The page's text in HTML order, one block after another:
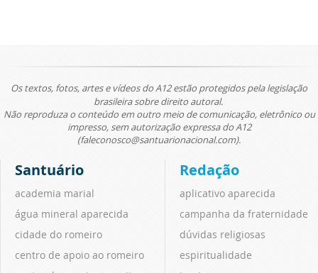
Os textos, fotos, artes e vídeos do A12 estão protegidos pela legislação
brasileira sobre direito autoral.
Não reproduza o conteúdo em outro meio de comunicação, eletrônico ou
impresso, sem autorização expressa do A12
(faleconosco@santuarionacional.com).
Santuário
academia marial
água mineral aparecida
cidade do romeiro
centro de apoio ao romeiro
Redação
aplicativo aparecida
campanha da fraternidade
dúvidas religiosas
espiritualidade